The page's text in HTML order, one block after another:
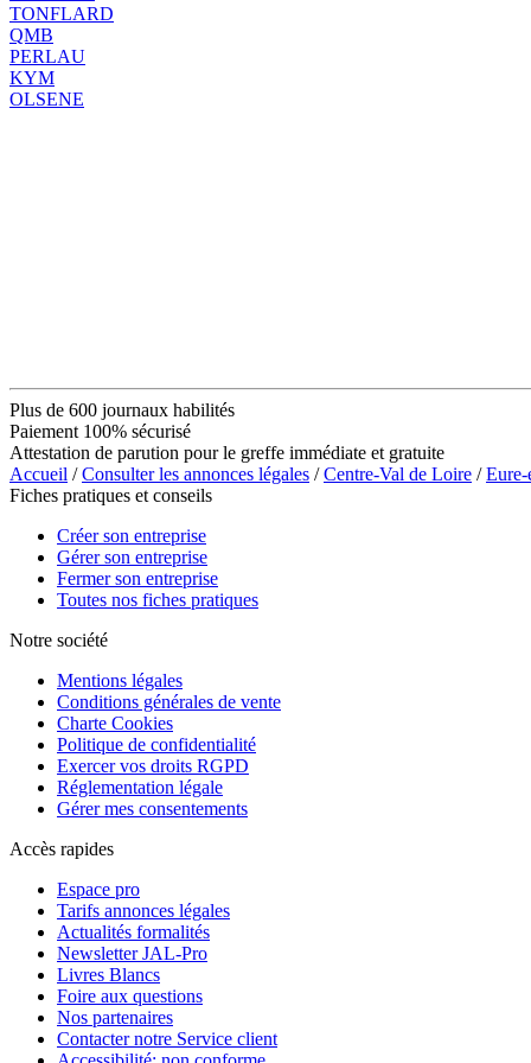
TONFLARD
QMB
PERLAU
KYM
OLSENE
Plus de 600 journaux habilités
Paiement 100% sécurisé
Attestation de parution pour le greffe immédiate et gratuite
Accueil /Consulter les annonces légales /Centre-Val de Loire /
Fiches pratiques et conseils
Créer son entreprise
Gérer son entreprise
Fermer son entreprise
Toutes nos fiches pratiques
Notre société
Mentions légales
Conditions générales de vente
Charte Cookies
Politique de confidentialité
Exercer vos droits RGPD
Réglementation légale
Gérer mes consentements
Accès rapides
Espace pro
Tarifs annonces légales
Actualités formalités
Newsletter JAL-Pro
Livres Blancs
Foire aux questions
Nos partenaires
Contacter notre Service client